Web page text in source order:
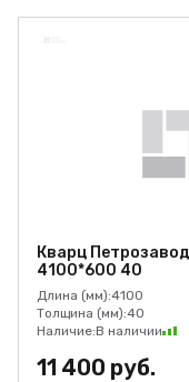
Кварц
4100*600 40
Длина (мм):4100
Толщина (мм):40
Наличие:В наличии
11 400 руб.